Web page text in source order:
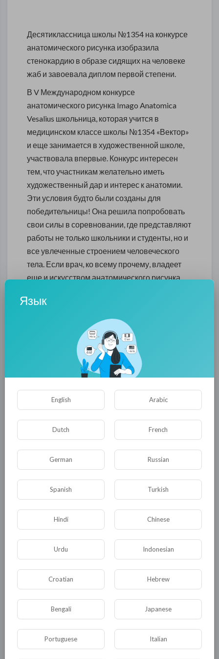
Десятиклассница школы №1354 на конкурсе
анатомического рисунка изобразила
стенокардию в образе сидящих на человеке
жаб и завоевала диплом первой степени.
В V Международном конкурсе
анатомического рисунка Imago Anatomica
Vesalius школьница, которая учится в
медицинском классе школы №1354 «Вектор»
и еще занимается в художественной школе,
участвовала впервые. Конкурс интересен
тем, что участникам желательно иметь
художественный дар и интерес к анатомии.
Эти условия будто были созданы для
победительницы! Она решила попробовать
свои силы в соревновании, где представляют
работы не только школьники и студенты, но и
все увлеченные строением человеческого
тела. Если врач, ко всему прочему, владеет
еще и искусством анатомического рисунка,
изобразила человека, все его мышцы, а на
груди, плече и ключице сидящих жаб. Стоит
отметить, что эти земноводные сидели там,
где обычно человек ощущает боль при
стенокардии, а именно это заболевание и
отображено в работе школьницы. Напомним,
что стенокардию в народе называют грудная
Рисунки победителей вошли в печатный
конкурса анатомического рисунка, между тем,
перед десятиклассницей школы №1354 стоит
сложный выбор, чем заниматься в жизни:
медициной или архитектурой.
Опубликовать
Язык
English Arabic
Dutch French
German Russian
Spanish Turkish
Hindi Chinese
Urdu Indonesian
Croatian Hebrew
Bengali Japanese
Portuguese Italian